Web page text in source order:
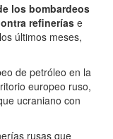
los bombardeos
refinerías e
últimos meses,
de petróleo en la
europeo ruso,
ucraniano con
rusas que